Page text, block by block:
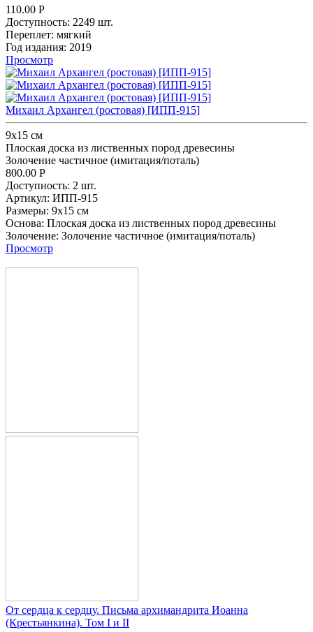
110.00 Р
Доступность: 2249 шт.
Переплет: мягкий
Год издания: 2019
Просмотр
Михаил Архангел (ростовая) [ИПП-915]
9х15 см
Плоская доска из лиственных пород древесины
Золочение частичное (имитация/поталь)
800.00 Р
Доступность: 2 шт.
Артикул: ИПП-915
Размеры: 9х15 см
Основа: Плоская доска из лиственных пород древесины
Золочение: Золочение частичное (имитация/поталь)
Просмотр
От сердца к сердцу. Письма архимандрита Иоанна
(Крестьянкина). Том I и II